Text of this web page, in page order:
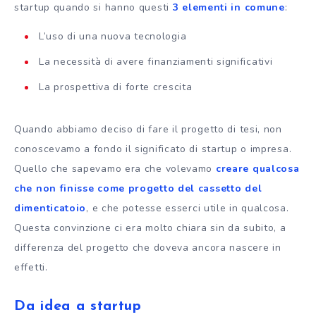
startup quando si hanno questi 3 elementi in comune:
L’uso di una nuova tecnologia
La necessità di avere finanziamenti significativi
La prospettiva di forte crescita
Quando abbiamo deciso di fare il progetto di tesi, non
conoscevamo a fondo il significato di startup o impresa.
Quello che sapevamo era che volevamo creare qualcosa
che non finisse come progetto del cassetto del
dimenticatoio, e che potesse esserci utile in qualcosa.
Questa convinzione ci era molto chiara sin da subito, a
differenza del progetto che doveva ancora nascere in
effetti.
Da idea a startup